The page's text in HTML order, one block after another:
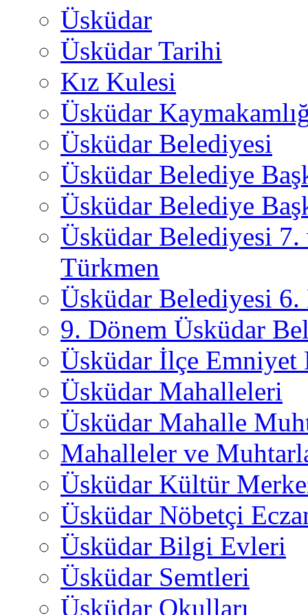
Üsküdar
Üsküdar Tarihi
Kız Kulesi
Üsküdar
Üsküdar Belediyesi
Üsküdar Belediye
Üsküdar Belediye
Üsküdar Belediyesi
Türkmen
Üsküdar Belediyesi 6.
9. Dönem Üsküdar
Üsküdar İlçe
Üsküdar Mahalleleri
Üsküdar Mahalle
Mahalleler ve
Üsküdar Kültür
Üsküdar Nöbetçi
Üsküdar Bilgi Evleri
Üsküdar Semtleri
Üsküdar Okulları